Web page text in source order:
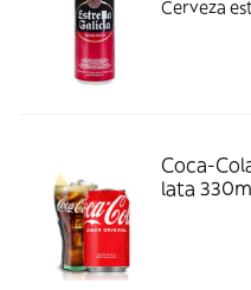
Cerveza
Coca-
lata